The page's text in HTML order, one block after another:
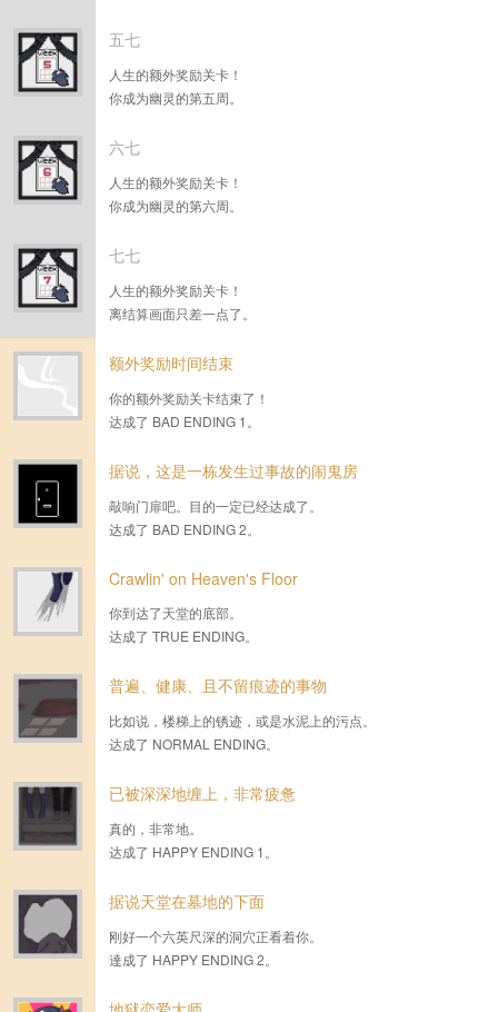
五七
人生的额外奖励关卡！
你成为幽灵的第五周。
六七
人生的额外奖励关卡！
你成为幽灵的第六周。
七七
人生的额外奖励关卡！
离结算画面只差一点了。
额外奖励时间结束
你的额外奖励关卡结束了！
达成了 BAD ENDING 1。
据说，这是一栋发生过事故的闹鬼房
敲响门扉吧。目的一定已经达成了。
达成了 BAD ENDING 2。
Crawlin' on Heaven's Floor
你到达了天堂的底部。
达成了 TRUE ENDING。
普遍、健康、且不留痕迹的事物
比如说，楼梯上的锈迹，或是水泥上的污点。
达成了 NORMAL ENDING。
已被深深地缠上，非常疲惫
真的，非常地。
达成了 HAPPY ENDING 1。
据说天堂在墓地的下面
刚好一个六英尺深的洞穴正看着你。
達成了 HAPPY ENDING 2。